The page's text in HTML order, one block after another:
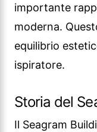
importante
moderna.
equilibrio
ispiratore.
Storia del
Il Seagram